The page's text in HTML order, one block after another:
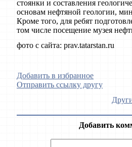
стоянки и составления
основам нефтяной геологии,
Кроме того, для ребят
том числе посещение музея
фото с сайта: prav.tatarstan.ru
Добавить в избранное
Отправить ссылку другу
Добавить